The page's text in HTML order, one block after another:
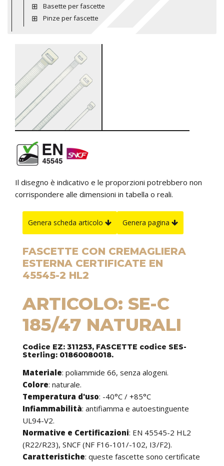
Basette per fascette
Pinze per fascette
Il disegno è indicativo e le proporzioni potrebbero non
corrispondere alle dimensioni in tabella o reali.
Genera scheda articolo Genera pagina
FASCETTE CON CREMAGLIERA
ESTERNA CERTIFICATE EN
45545-2 HL2
ARTICOLO: SE-C
185/47 NATURALI
Codice EZ: 311253, FASCETTE codice SES-
Sterling: 01860080018.
Materiale: poliammide 66, senza alogeni.
Colore: naturale.
Temperatura d'uso: -40°C / +85°C
Infiammabilità: antifiamma e autoestinguente
UL94-V2.
Normative e Certificazioni: EN 45545-2 HL2
(R22/R23), SNCF (NF F16-101/-102, I3/F2).
Caratteristiche: queste fascette sono certificate